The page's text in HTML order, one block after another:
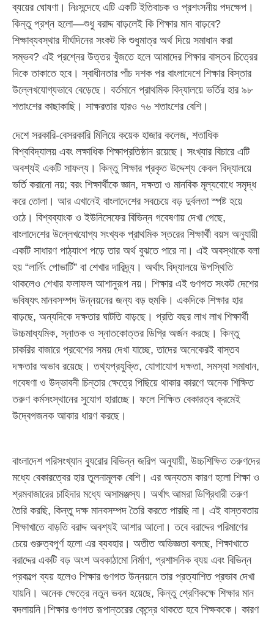
ব্যয়ের ঘোষণা। নিঃসন্দেহে এটি একটি ইতিবাচক ও প্রশংসনীয় পদক্ষেপ।
কিন্তু প্রশ্ন হলো—শুধু বরাদ্দ বাড়লেই কি শিক্ষার মান বাড়বে?
শিক্ষাব্যবস্থার দীর্ঘদিনের সংকট কি শুধুমাত্র অর্থ দিয়ে সমাধান করা
সম্ভব? এই প্রশ্নের উত্তর খুঁজতে হলে আমাদের শিক্ষার বাস্তব চিত্রের
দিকে তাকাতে হবে। স্বাধীনতার পাঁচ দশক পর বাংলাদেশে শিক্ষার বিস্তার
উল্লেখযোগ্যভাবে বেড়েছে। বর্তমানে প্রাথমিক বিদ্যালয়ে ভর্তির হার ৯৮
শতাংশের কাছাকাছি। সাক্ষরতার হারও ৭৬ শতাংশের বেশি।
দেশে সরকারি-বেসরকারি মিলিয়ে কয়েক হাজার কলেজ, শতাধিক
বিশ্ববিদ্যালয় এবং লক্ষাধিক শিক্ষাপ্রতিষ্ঠান রয়েছে। সংখ্যার বিচারে এটি
অবশ্যই একটি সাফল্য। কিন্তু শিক্ষার প্রকৃত উদ্দেশ্য কেবল বিদ্যালয়ে
ভর্তি করানো নয়; বরং শিক্ষার্থীকে জ্ঞান, দক্ষতা ও মানবিক মূল্যবোধে সমৃদ্ধ
করে তোলা। আর এখানেই বাংলাদেশের সবচেয়ে বড় দুর্বলতা স্পষ্ট হয়ে
ওঠে। বিশ্বব্যাংক ও ইউনিসেফের বিভিন্ন গবেষণায় দেখা গেছে,
বাংলাদেশের উল্লেখযোগ্য সংখ্যক প্রাথমিক স্তরের শিক্ষার্থী বয়স অনুযায়ী
একটি সাধারণ পাঠ্যাংশ পড়ে তার অর্থ বুঝতে পারে না। এই অবস্থাকে বলা
হয় “লার্নিং পোভার্টি” বা শেখার দারিদ্র্য। অর্থাৎ বিদ্যালয়ে উপস্থিতি
থাকলেও শেখার ফলাফল আশানুরূপ নয়। শিক্ষার এই গুণগত সংকট দেশের
ভবিষ্যৎ মানবসম্পদ উন্নয়নের জন্য বড় হুমকি। একদিকে শিক্ষার হার
বাড়ছে, অন্যদিকে দক্ষতার ঘাটতি বাড়ছে। প্রতি বছর লাখ লাখ শিক্ষার্থী
উচ্চমাধ্যমিক, স্নাতক ও স্নাতকোত্তর ডিগ্রি অর্জন করছে। কিন্তু
চাকরির বাজারে প্রবেশের সময় দেখা যাচ্ছে, তাদের অনেকেরই বাস্তব
দক্ষতার অভাব রয়েছে। তথ্যপ্রযুক্তি, যোগাযোগ দক্ষতা, সমস্যা সমাধান,
গবেষণা ও উদ্ভাবনী চিন্তার ক্ষেত্রে পিছিয়ে থাকার কারণে অনেক শিক্ষিত
তরুণ কর্মসংস্থানের সুযোগ হারাচ্ছে। ফলে শিক্ষিত বেকারত্ব ক্রমেই
উদ্বেগজনক আকার ধারণ করছে।
বাংলাদেশ পরিসংখ্যান ব্যুরোর বিভিন্ন জরিপ অনুযায়ী, উচ্চশিক্ষিত তরুণদের
মধ্যে বেকারত্বের হার তুলনামূলক বেশি। এর অন্যতম কারণ হলো শিক্ষা ও
শ্রমবাজারের চাহিদার মধ্যে অসামঞ্জস্য। অর্থাৎ আমরা ডিগ্রিধারী তরুণ
তৈরি করছি, কিন্তু দক্ষ মানবসম্পদ তৈরি করতে পারছি না। এই বাস্তবতায়
শিক্ষাখাতে বাড়তি বরাদ্দ অবশ্যই আশার আলো। তবে বরাদ্দের পরিমাণের
চেয়ে গুরুত্বপূর্ণ হলো এর ব্যবহার। অতীত অভিজ্ঞতা বলছে, শিক্ষাখাতে
বরাদ্দের একটি বড় অংশ অবকাঠামো নির্মাণ, প্রশাসনিক ব্যয় এবং বিভিন্ন
প্রকল্পে ব্যয় হলেও শিক্ষার গুণগত উন্নয়নে তার প্রত্যাশিত প্রভাব দেখা
যায়নি। অনেক ক্ষেত্রে নতুন ভবন হয়েছে, কিন্তু শ্রেণিকক্ষে শিক্ষার মান
বদলায়নি।শিক্ষার গুণগত রূপান্তরের কেন্দ্রে থাকতে হবে শিক্ষককে। কারণ